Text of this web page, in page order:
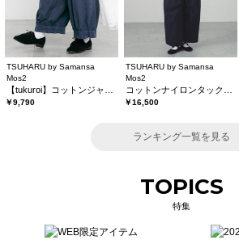
TSUHARU by Samansa
Mos2
￥9,790
TSUHARU by Samansa
Mos2
￥16,500
ランキング一覧を見る
TOPICS
特集